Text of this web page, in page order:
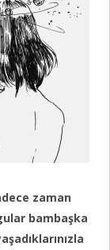
zaman
bambaşka